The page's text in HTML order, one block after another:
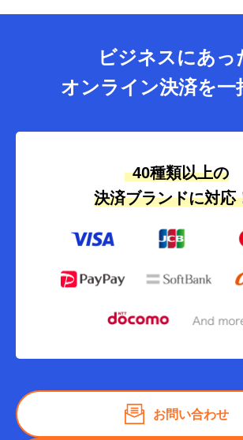
ビジネスにあっ
オンライン決済を一
40種類以上の
決済ブランドに対応
お問い合わせ